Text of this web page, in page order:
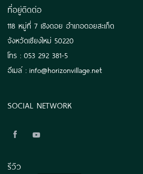
ที่อยู่ติดต่อ
118 หมู่ที่ 7 เชิงดอย อำเภอดอยสะเก็ด
จังหวัดเชียงใหม่ 50220
โทร : 053 292 381-5
อีเมล์ : info@horizonvillage.net
SOCIAL NETWORK
รีวิว